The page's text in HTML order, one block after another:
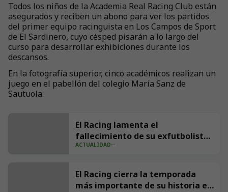
Todos los niños de la Academia Real Racing Club están
asegurados y reciben un abono para ver los partidos
del primer equipo racinguista en Los Campos de Sport
de El Sardinero, cuyo césped pisarán a lo largo del
curso para desarrollar exhibiciones durante los
descansos.
En la fotografía superior, cinco académicos realizan un
juego en el pabellón del colegio María Sanz de
Sautuola.
El Racing lamenta el
fallecimiento de su exfutbolista
Andrés Parada ‘Suco’
ACTUALIDAD
El Racing cierra la temporada
más importante de su historia en